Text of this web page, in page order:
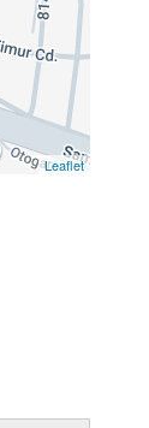
Leaflet